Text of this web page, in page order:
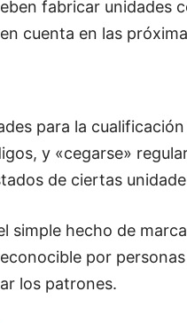
fabricar unidades
cuenta en las
para la
y «cegarse»
de ciertas
simple hecho de
por
los patrones.